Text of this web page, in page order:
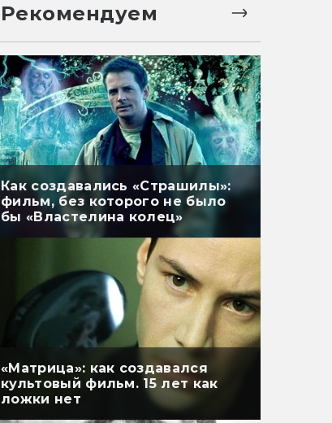
Рекомендуем
Как создавались «Страшилы»:
фильм, без которого не было
бы «Властелина колец»
«Матрица»: как создавался
культовый фильм. 15 лет как
ложки нет